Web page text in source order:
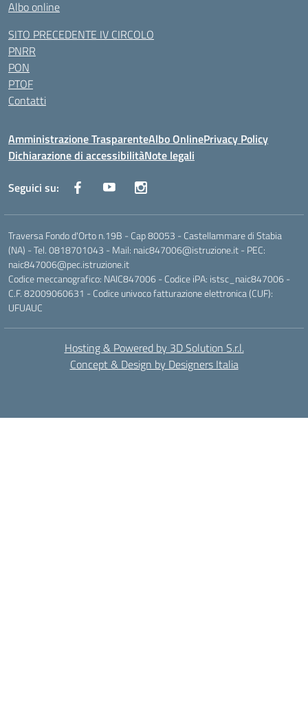
Albo online
SITO PRECEDENTE IV CIRCOLO
PNRR
PON
PTOF
Contatti
Amministrazione TrasparenteAlbo OnlinePrivacy Policy
Dichiarazione di accessibilitàNote legali
Seguici su:
Traversa Fondo d'Orto n.19B - Cap 80053 - Castellammare di Stabia
(NA) - Tel. 0818701043 - Mail: naic847006@istruzione.it - PEC:
naic847006@pec.istruzione.it
Codice meccanografico: NAIC847006 - Codice iPA: istsc_naic847006 -
C.F. 82009060631 - Codice univoco fatturazione elettronica (CUF):
UFUAUC
Hosting & Powered by 3D Solution S.r.l.
Concept & Design by Designers Italia